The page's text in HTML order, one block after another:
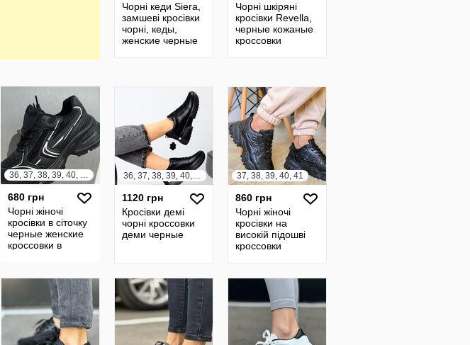
Чорні кеди Siera,
замшеві кросівки
чорні, кеды,
женские черные
Чорні шкіряні
кросівки Revella,
черные кожаные
кроссовки
36, 37, 38, 39, 40, 41
680 грн
Чорні жіночі
кросівки в сіточку
черные женские
кроссовки в
код 9389
36, 37, 38, 39, 40, 41
1120 грн
Кросівки демі
чорні кроссовки
деми черные
37, 38, 39, 40, 41
860 грн
Чорні жіночі
кросівки на
високій підошві
кроссовки